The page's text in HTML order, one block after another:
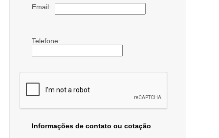
Email:
Telefone:
Informações de contato ou cotação